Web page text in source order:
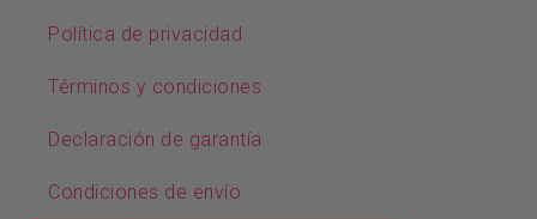
Política de privacidad
Términos y condiciones
Declaración de garantía
Condiciones de envío